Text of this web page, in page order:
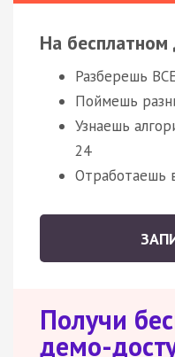
На
Разберешь
Поймешь
Узнаешь
24
Отработаешь
Получи
демо-